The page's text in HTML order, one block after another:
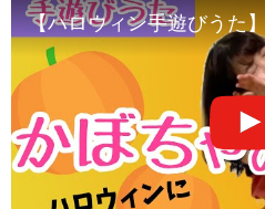
【ハロウィン手遊びうた